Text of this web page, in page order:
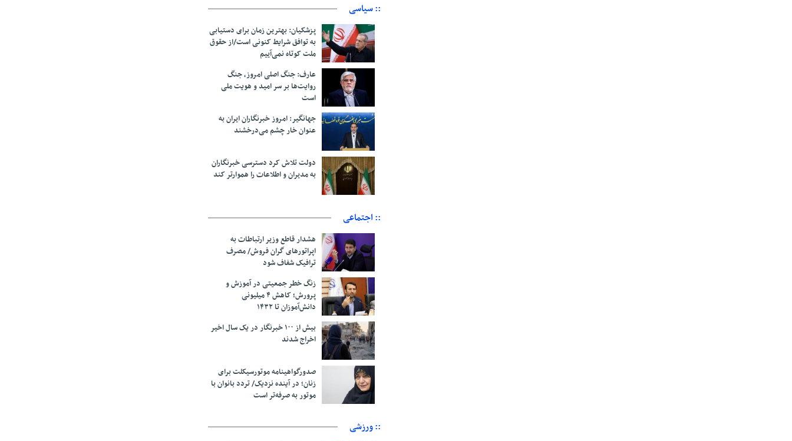
:: سیاسی
پزشکیان‌: بهترین زمان برای دستیابی
به توافق شرایط کنونی است/از حقوق
ملت کوتاه نمی‌آییم
عارف: جنگ اصلی امروز، جنگ
روایت‌ها بر سر امید و هویت ملی
است
جهانگیر: امروز خبرنگاران ایران به
عنوان خار چشم می‌درخشند
دولت تلاش کرد دسترسی خبرنگاران
به مدیران و اطلاعات را هموارتر کند
:: اجتماعی
هشدار قاطع وزیر ارتباطات به
اپراتورهای گران فروش/ مصرف
ترافیک شفاف شود
زنگ خطر جمعیتی در آموزش و
پرورش؛ کاهش ۴ میلیونی
دانش‌آموزان تا ۱۴۳۲
بیش از ۱۰۰ خبرنگار در یک سال اخیر
اخراج شدند
صدورگواهینامه موتورسیکلت برای
زنان؛ در آینده نزدیک/ تردد بانوان با
موتور به‌ صرفه‌تر است
:: ورزشی